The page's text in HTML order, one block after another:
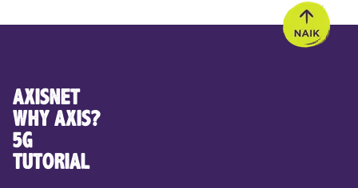
AXISNET
WHY AXIS?
5G
TUTORIAL